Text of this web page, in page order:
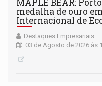
medalha de ouro
Internacional de
Destaques Empresariais
03 de Agosto de 2026 às